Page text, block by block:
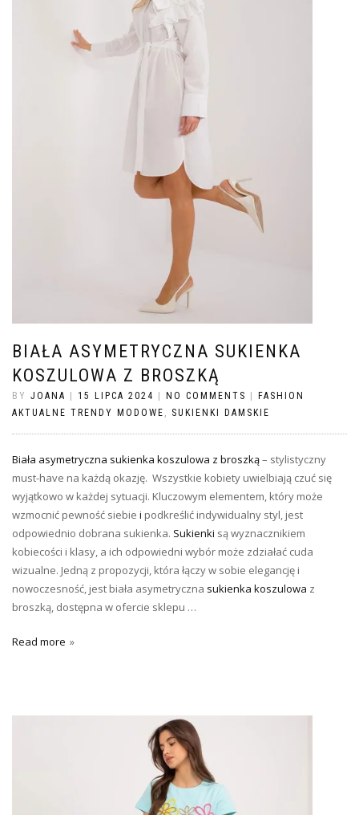
BIAŁA ASYMETRYCZNA SUKIENKA
KOSZULOWA Z BROSZKĄ
BY JOANA 15 LIPCA 2024 NO COMMENTS
FASHION
AKTUALNE TRENDY MODOWE , SUKIENKI DAMSKIE
Biała asymetryczna sukienka koszulowa z broszką– stylistyczny
must-have na każdą okazję. Wszystkie kobiety uwielbiają czuć się
wyjątkowo w każdej sytuacji. Kluczowym elementem, który może
wzmocnić pewność siebie i podkreślić indywidualny styl, jest
odpowiednio dobrana sukienka. Sukienki są wyznacznikiem
kobiecości i klasy, a ich odpowiedni wybór może zdziałać cuda
wizualne. Jedną z propozycji, która łączy w sobie elegancję i
nowoczesność, jest biała asymetryczna sukienka koszulowa z
broszką, dostępna w ofercie sklepu …
Read more